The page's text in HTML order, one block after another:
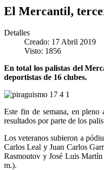
El Mercantil,
Detalles
Creado: 17 Abril 2019
Visto: 1856
En total los palistas del
deportistas de 16 clubes.
Este fin de semana, en
resultados por parte de los
Los veteranos subieron a
Carlos Leal y Juan Carlos
Rasmoutov y José Luis
m.).